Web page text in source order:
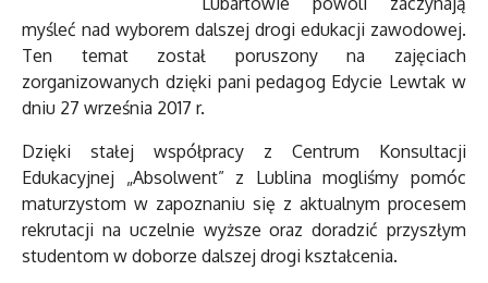
myśleć nad wyborem dalszej drogi edukacji zawodowej.
Ten temat został poruszony na zajęciach
zorganizowanych dzięki pani pedagog Edycie Lewtak w
dniu 27 września 2017 r.
Dzięki stałej współpracy z Centrum Konsultacji
Edukacyjnej „Absolwent” z Lublina mogliśmy pomóc
maturzystom w zapoznaniu się z aktualnym procesem
rekrutacji na uczelnie wyższe oraz doradzić przyszłym
studentom w doborze dalszej drogi kształcenia.